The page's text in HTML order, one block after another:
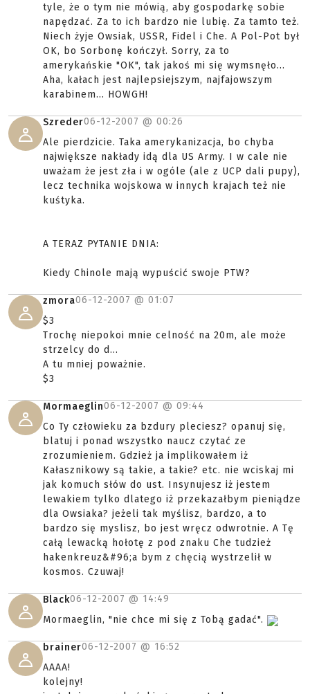
tyle, że o tym nie mówią, aby gospodarkę sobie
napędzać. Za to ich bardzo nie lubię. Za tamto też.
Niech żyje Owsiak, USSR, Fidel i Che. A Pol-Pot był
OK, bo Sorbonę kończył. Sorry, za to
amerykańskie "OK", tak jakoś mi się wymsnęło...
Aha, kałach jest najlepsiejszym, najfajowszym
karabinem... HOWGH!
Szreder06-12-2007 @ 00:26
Ale pierdzicie. Taka amerykanizacja, bo chyba
największe nakłady idą dla US Army. I w cale nie
uważam że jest zła i w ogóle (ale z UCP dali pupy),
lecz technika wojskowa w innych krajach też nie
kuśtyka.
A TERAZ PYTANIE DNIA:
Kiedy Chinole mają wypuścić swoje PTW?
zmora06-12-2007 @ 01:07
$3
Trochę niepokoi mnie celność na 20m, ale może
strzelcy do d...
A tu mniej poważnie.
$3
Mormaeglin06-12-2007 @ 09:44
Co Ty człowieku za bzdury pleciesz? opanuj się,
blatuj i ponad wszystko naucz czytać ze
zrozumieniem. Gdzież ja implikowałem iż
Kałasznikowy są takie, a takie? etc. nie wciskaj mi
jak komuch słów do ust. Insynujesz iż jestem
lewakiem tylko dlatego iż przekazałbym pieniądze
dla Owsiaka? jeżeli tak myślisz, bardzo, a to
bardzo się myslisz, bo jest wręcz odwrotnie. A Tę
całą lewacką hołotę z pod znaku Che tudzież
hakenkreuz&#96;a bym z chęcią wystrzelił w
kosmos. Czuwaj!
Black06-12-2007 @ 14:49
Mormaeglin, "nie chce mi się z Tobą gadać".
brainer06-12-2007 @ 16:52
AAAA!
kolejny!